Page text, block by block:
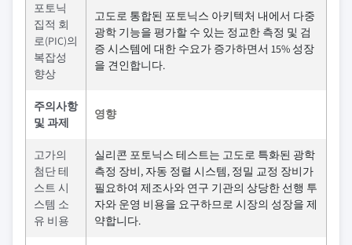
포토닉
집적 회
로(PIC)의
복잡성
향상
고도로 통합된 포토닉스 아키텍처 내에서 다중
광학 기능을 평가할 수 있는 정교한 측정 및 검
증 시스템에 대한 수요가 증가하면서 15% 성장
을 견인합니다.
주의사항
및 과제
영향
고가의
첨단 테
스트 시
스템 소
유 비용
실리콘 포토닉스 테스트는 고도로 특화된 광학
측정 장비, 자동 정렬 시스템, 정밀 교정 장비가
필요하여 제조사와 연구 기관의 상당한 선행 투
자와 운영 비용을 요구하므로 시장의 성장을 제
약합니다.